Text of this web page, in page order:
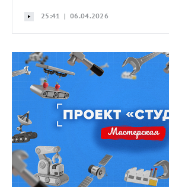
25:41 | 06.04.2026